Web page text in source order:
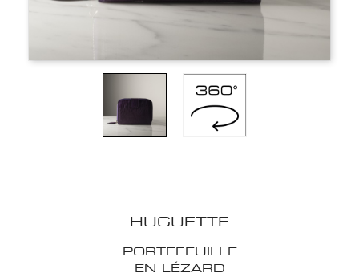
HUGUETTE
PORTEFEUILLE
EN LÉZARD